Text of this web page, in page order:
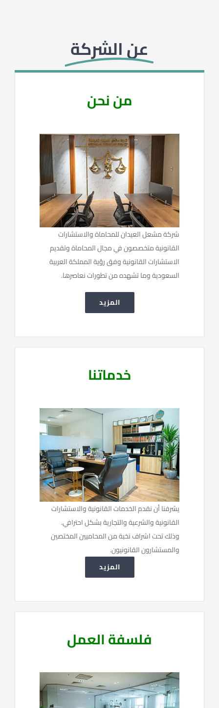
العربية
عن الشركة
من نحن
شركة مشعل العيدان للمحاماة والاستشارات
القانونية متخصصون في مجال المحاماة وتقديم
الاستشارات القانونية وفق رؤية المملكة العربية
السعودية وما تشهده من تطورات نعاصرها.
المزيد
خدماتنا
يشرفنا أن نقدم الخدمات القانونية والاستشارات
القانونية والشرعية والتجارية بشكل احترافي.
وذلك تحت اشراف نخبة من المحاميين المختصين
والمستشارون القانونيون.
المزيد
فلسفة العمل